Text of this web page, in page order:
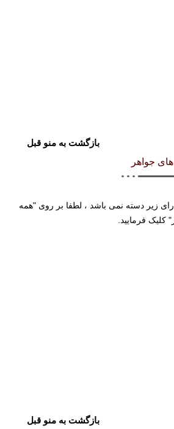
بازگشت به منو قبل
جواهر
زیر دسته نمی باشد ، لطفا بر روی "همه
کلیک فرمایید.
بازگشت به منو قبل